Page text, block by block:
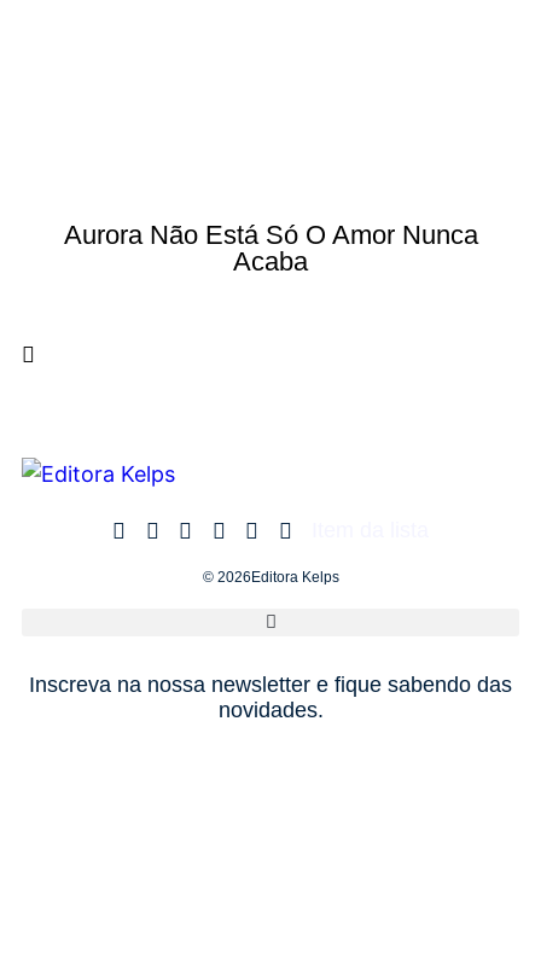
Aurora Não Está Só O Amor Nunca
Acaba
© 2026Editora Kelps
Inscreva na nossa newsletter e fique sabendo das
novidades.